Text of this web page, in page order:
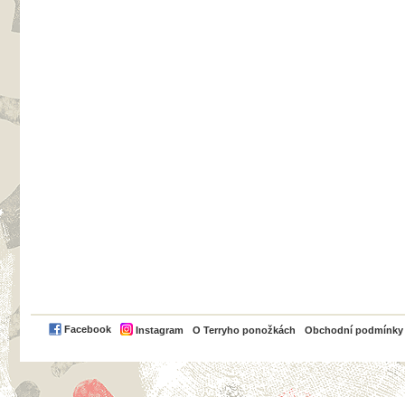
Facebook Instagram O Terryho ponožkách Obchodní podmínky
PayPal